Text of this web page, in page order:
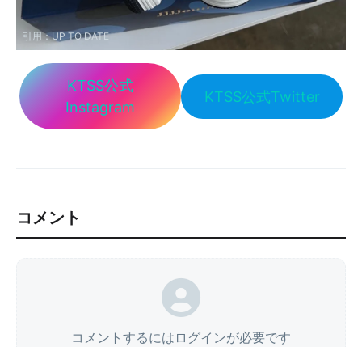
引用：UP TO DATE
KTSS公式
Instagram
KTSS公式Twitter
コメント
コメントするにはログインが必要です